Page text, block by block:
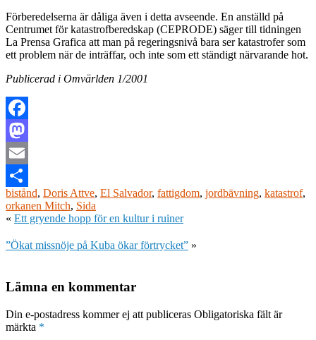
Förberedelserna är dåliga även i detta avseende. En anställd på
Centrumet för katastrofberedskap (CEPRODE) säger till tidningen
La Prensa Grafica att man på regeringsnivå bara ser katastrofer som
ett problem när de inträffar, och inte som ett ständigt närvarande hot.
Publicerad i Omvärlden 1/2001
Facebook
Mastodon
Email
Dela
bistånd, Doris Attve, El Salvador, fattigdom, jordbävning, katastrof,
orkanen Mitch, Sida
« Ett gryende hopp för en kultur i ruiner
”Ökat missnöje på Kuba ökar förtrycket” »
Lämna en kommentar
Din e-postadress kommer ej att publiceras Obligatoriska fält är
märkta *